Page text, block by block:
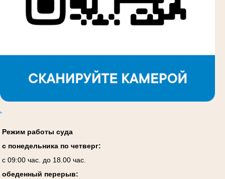
Режим работы суда
с понедельника по четверг:
с 09:00 час. до 18.00 час.
обеденный перерыв: